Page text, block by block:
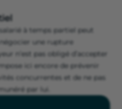
à temps partiel peut
une rupture
n’est pas obligé d’accepter
ici encore de prévenir
concurrentes et de ne pas
par lui.